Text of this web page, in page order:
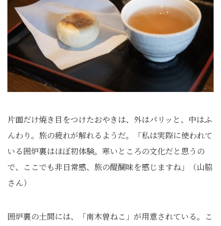
片面だけ焼き目をつけたおやきは、外はパリッと、中はふ
んわり。旅の疲れが解れるようだ。「私は実際に使われて
いる囲炉裏はほぼ初体験。寒いところの文化だと思うの
で、ここでも非日常感、旅の醍醐味を感じますね」（山脇
さん）
囲炉裏の土間には、「南木曽ねこ」が用意されている。こ